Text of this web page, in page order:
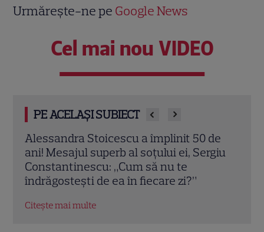
Urmărește-ne pe Google News
Cel mai nou VIDEO
PE ACELAȘI SUBIECT
a împlinit 50 de
al soțului ei, Sergiu
să nu te
în fiecare zi?”
Sandra Izbașa,
ziua lui Răzvan Bănică:
enorm!”. Ce mesaj i-a